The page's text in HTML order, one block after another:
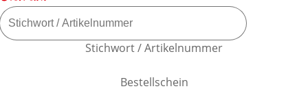
Stichwort / Artikelnummer
Bestellschein